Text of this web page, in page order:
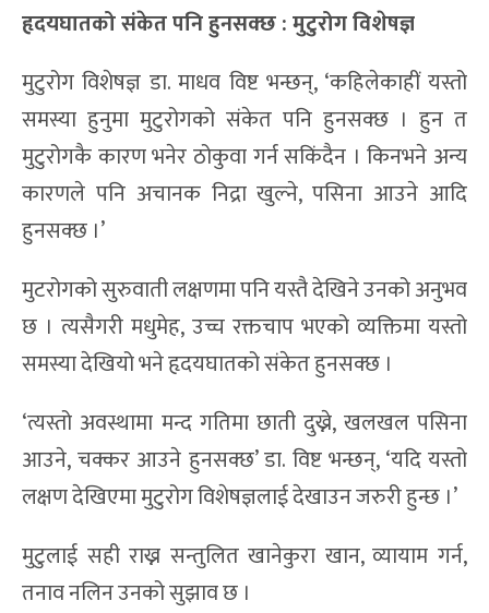
हृदयघातको संकेत पनि हुनसक्छ : मुटुरोग विशेषज्ञ
मुटुरोग विशेषज्ञ डा. माधव विष्ट भन्छन्, ‘कहिलेकाहीं यस्तो
समस्या हुनुमा मुटुरोगको संकेत पनि हुनसक्छ । हुन त
मुटुरोगकै कारण भनेर ठोकुवा गर्न सकिंदैन । किनभने अन्य
कारणले पनि अचानक निद्रा खुल्ने, पसिना आउने आदि
हुनसक्छ ।’
मुटरोगको सुरुवाती लक्षणमा पनि यस्तै देखिने उनको अनुभव
छ । त्यसैगरी मधुमेह, उच्च रक्तचाप भएको व्यक्तिमा यस्तो
समस्या देखियो भने हृदयघातको संकेत हुनसक्छ ।
‘त्यस्तो अवस्थामा मन्द गतिमा छाती दुख्ने, खलखल पसिना
आउने, चक्कर आउने हुनसक्छ’ डा. विष्ट भन्छन्, ‘यदि यस्तो
लक्षण देखिएमा मुटुरोग विशेषज्ञलाई देखाउन जरुरी हुन्छ ।’
मुटुलाई सही राख्न सन्तुलित खानेकुरा खान, व्यायाम गर्न,
तनाव नलिन उनको सुझाव छ ।